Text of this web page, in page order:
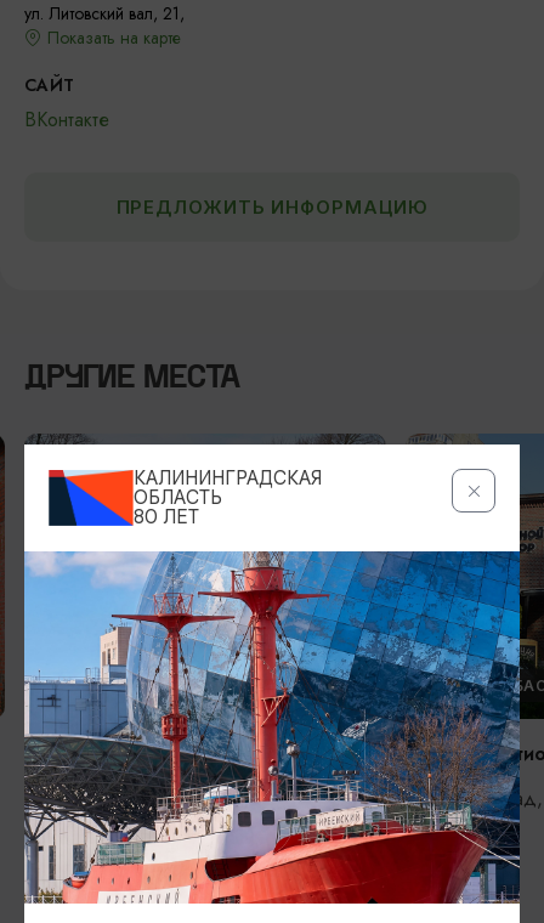
ул. Литовский вал, 21,
Показать на карте
САЙТ
ВКонтакте
ПРЕДЛОЖИТЬ ИНФОРМАЦИЮ
ДРУГИЕ МЕСТА
ФОРТЫ И БАСТИОНЫ
Форт №5 «Король Фридрих
Вильгельм III»
Калининград, ул. Булатова (ориентир
– знак «Калининград» на въезде в
город)
ФОРТЫ И
Редюит
КАЛИНИНГРАДСКАЯ
ОБЛАСТЬ
80 ЛЕТ